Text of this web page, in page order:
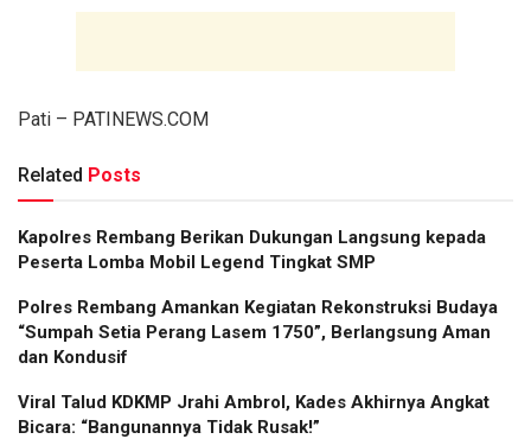
Pati – PATINEWS.COM
Related Posts
Kapolres Rembang Berikan Dukungan Langsung kepada
Peserta Lomba Mobil Legend Tingkat SMP
Polres Rembang Amankan Kegiatan Rekonstruksi Budaya
“Sumpah Setia Perang Lasem 1750”, Berlangsung Aman
dan Kondusif
Viral Talud KDKMP Jrahi Ambrol, Kades Akhirnya Angkat
Bicara: “Bangunannya Tidak Rusak!”